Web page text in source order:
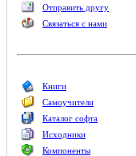
Отправить другу
Связаться с нами
Книги
Самоучители
Каталог софта
Исходники
Компоненты